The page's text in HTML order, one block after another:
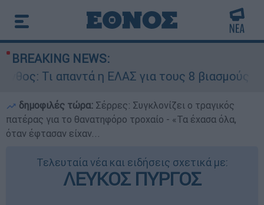
BREAKING NEWS:
η ΕΛΑΣ για τους 8 βιασμούς
δημοφιλές τώρα: Σέρρες: Συγκλονίζει ο τραγικός
πατέρας για το θανατηφόρο τροχαίο - «Τα έχασα όλα,
όταν έφτασαν είχαν...
Τελευταία νέα και ειδήσεις σχετικά με:
ΛΕΥΚΟΣ ΠΥΡΓΟΣ